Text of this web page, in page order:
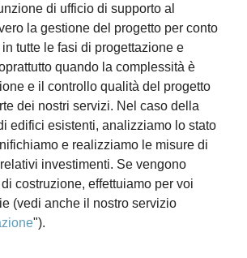
di ufficio di supporto al
la gestione del progetto per conto
tutte le fasi di progettazione e
quando la complessità è
e il controllo qualità del progetto
dei nostri servizi. Nel caso della
edifici esistenti, analizziamo lo stato
e realizziamo le misure di
investimenti. Se vengono
costruzione, effettuiamo per voi
(vedi anche il nostro servizio
").